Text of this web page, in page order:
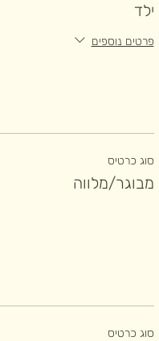
ילד
פרטים נוספים
סוג כרטיס
מבוגר/מלווה
סוג כרטיס